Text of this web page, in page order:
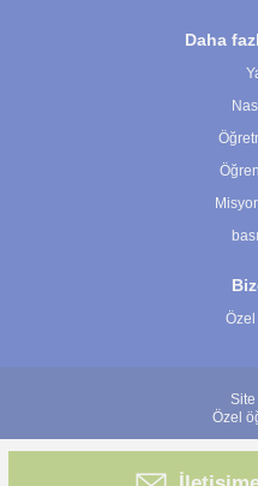
Daha
Site
Özel